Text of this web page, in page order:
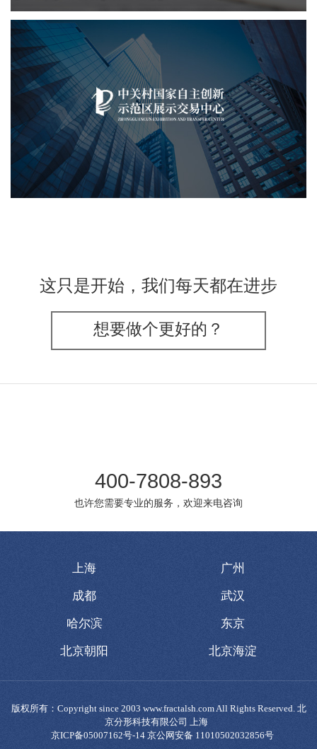
中关村国家自主展示中心
文化艺术 展示中心 智慧展馆 展馆网站建设
这只是开始，我们每天都在进步
想要做个更好的？
400-7808-893
也许您需要专业的服务，欢迎来电咨询
上海 广州
成都 武汉
哈尔滨 东京
北京朝阳 北京海淀
版权所有：Copyright since 2003 www.fractalsh.com All Rights Reserved. 北
京分形科技有限公司 上海
京ICP备05007162号-14 京公网安备 11010502032856号